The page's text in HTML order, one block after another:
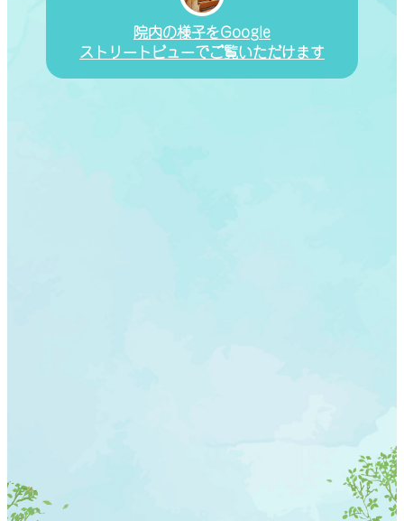
院内の様子をGoogle
ストリートビューでご覧いただけます